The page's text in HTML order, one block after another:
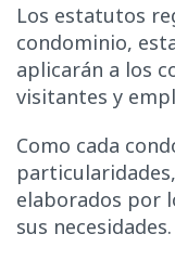
Los estatutos
condominio,
aplicarán a los
visitantes y
Como cada
elaborados por
sus necesidades.